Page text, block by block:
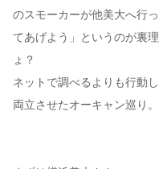
のスモーカーが他美大へ行
てあげよう」というのが裏
ょ？
ネットで調べるよりも行動
両立させたオーキャン巡り。